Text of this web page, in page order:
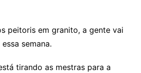
peitoris em granito, a gente vai
semana.
tirando as mestras para a